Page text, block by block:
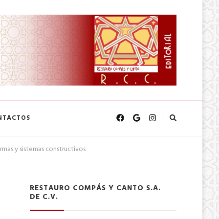
y sistemas constructivos
RESTAURO COMPÁS Y CANTO S.A.
DE C.V.